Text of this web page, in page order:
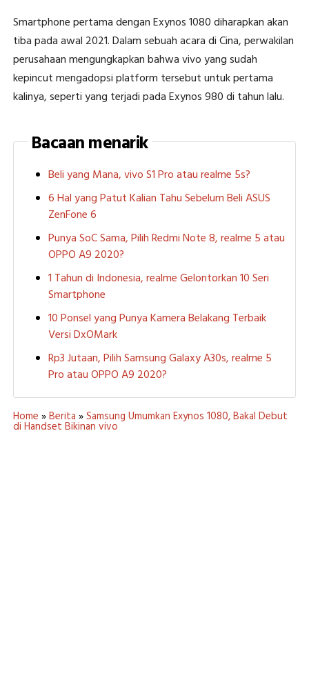
Smartphone pertama dengan Exynos 1080 diharapkan akan
tiba pada awal 2021. Dalam sebuah acara di Cina, perwakilan
perusahaan mengungkapkan bahwa vivo yang sudah
kepincut mengadopsi platform tersebut untuk pertama
kalinya, seperti yang terjadi pada Exynos 980 di tahun lalu.
Bacaan menarik
Beli yang Mana, vivo S1 Pro atau realme 5s?
6 Hal yang Patut Kalian Tahu Sebelum Beli ASUS
ZenFone 6
Punya SoC Sama, Pilih Redmi Note 8, realme 5 atau
OPPO A9 2020?
1 Tahun di Indonesia, realme Gelontorkan 10 Seri
Smartphone
10 Ponsel yang Punya Kamera Belakang Terbaik
Versi DxOMark
Rp3 Jutaan, Pilih Samsung Galaxy A30s, realme 5
Pro atau OPPO A9 2020?
Home »Berita »Samsung Umumkan Exynos 1080, Bakal Debut
di Handset Bikinan vivo